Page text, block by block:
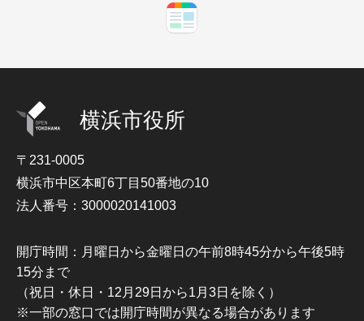
横浜市役所
〒231-0005
横浜市中区本町6丁目50番地の10
法人番号：3000020141003
開庁時間：月曜日から金曜日の午前8時45分から午後5時
15分まで
（祝日・休日・12月29日から1月3日を除く）
※一部の窓口では開庁時間が異なる場合があります